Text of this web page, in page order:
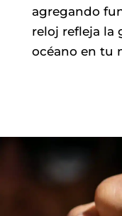
agregando
reloj refleja la
océano en tu